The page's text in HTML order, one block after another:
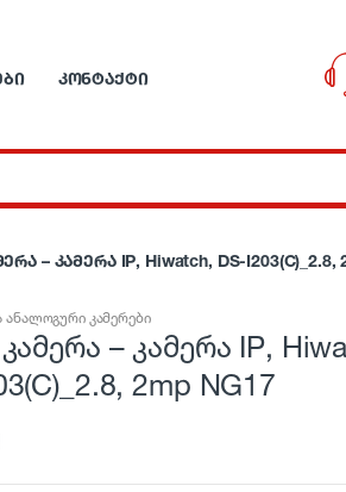
ᲙᲝᲜᲢᲐᲥᲢᲘ
– კამერა IP, Hiwatch, DS-I203(C)_2.8,
ანალოგური კამერები
– კამერა IP,
2mp NG17